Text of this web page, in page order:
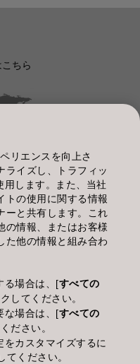
ちら
指針
の注意
/ 13:00-17:00)
30~1/4
リエンスを向上さ
ライズし、トラフィッ
します。また、当社
トの使用に関する情報
ーと共有します。これ
の情報、またはお客様
た他の情報と組み合わ
る場合は、[すべての
してください。
な場合は、[すべての
ださい。
カスタマイズするに
てください。